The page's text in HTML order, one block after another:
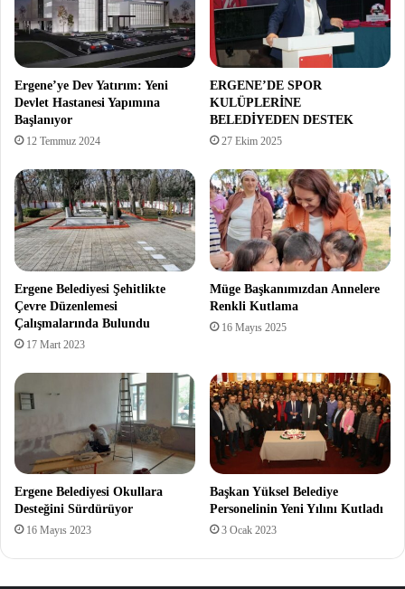
Ergene’ye Dev Yatırım: Yeni
Devlet Hastanesi Yapımına
Başlanıyor
12 Temmuz 2024
ERGENE’DE SPOR
KULÜPLERİNE
BELEDİYEDEN DESTEK
27 Ekim 2025
Ergene Belediyesi Şehitlikte
Çevre Düzenlemesi
Çalışmalarında Bulundu
17 Mart 2023
Müge Başkanımızdan Annelere
Renkli Kutlama
16 Mayıs 2025
Ergene Belediyesi Okullara
Desteğini Sürdürüyor
16 Mayıs 2023
Başkan Yüksel Belediye
Personelinin Yeni Yılını Kutladı
3 Ocak 2023